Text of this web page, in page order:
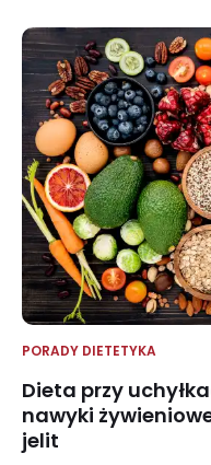
PORADY DIETETYKA
Dieta przy
nawyki
jelit